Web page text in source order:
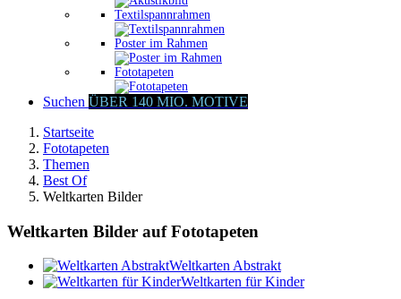
Textilspannrahmen
Poster im Rahmen
Fototapeten
Suchen ÜBER 140 MIO. MOTIVE
Startseite
Fototapeten
Themen
Best Of
Weltkarten Bilder
Weltkarten Bilder auf Fototapeten
Weltkarten Abstrakt
Weltkarten für Kinder